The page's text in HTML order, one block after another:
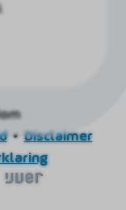
Disclaimer